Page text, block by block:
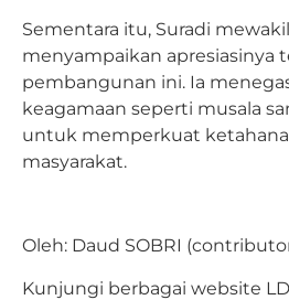
Sementara itu, Suradi
menyampaikan apresiasinya
pembangunan ini. Ia
keagamaan seperti musala
untuk memperkuat
masyarakat.
Oleh: Daud SOBRI
Kunjungi berbagai website